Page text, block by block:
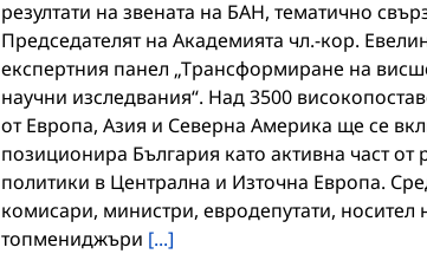
резултати на звената на БАН, тематично
Председателят на Академията чл.-кор.
експертния панел „Трансформиране на
научни изследвания“. Над 3500
от Европа, Азия и Северна Америка ще се
позиционира България като активна част
политики в Централна и Източна Европа.
комисари, министри, евродепутати, носител
топмениджъри [...]